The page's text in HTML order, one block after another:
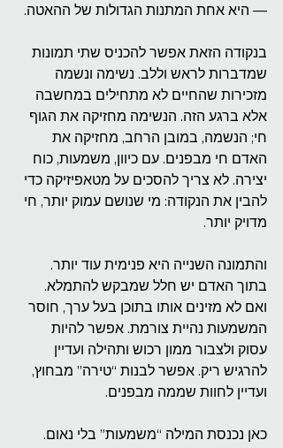
— היא אחת המתנות הגדולות של ההאטה.
בנקודה הזאת אפשר להכניס שתי תמונות
שמדברות לראש וללב. נשימה ונשמה
מזכירות שהחיים לא מתחילים במחשבה
אלא ברגע הזה. הנשימה מחזיקה את הגוף
חי; הנשמה, במובן הרחב, מחזיקה את
האדם חי מבפנים. עם כיוון, משמעות, כוח
יצירה. לא צריך להסכים על מטאפיזיקה כדי
להבין את הנקודה: מי שנושם עמוק יותר, חי
מדויק יותר.
והתמונה השנייה היא פנימית עוד יותר.
בתוך האדם יש חלל שמבקש להתמלא.
ואם לא מזינים אותו בתוכן בעל ערך, חוסר
המשמעות נהיית צורמת. אפשר להיות
עסוק ולצבור ממון רכוש ותהילה ועדיין
להרגיש ריק. אפשר לבנות “טירה” מבחוץ,
ועדיין לחוות שממה מבפנים.
כאן נכנסת המילה “משמעות” בלי נאום.